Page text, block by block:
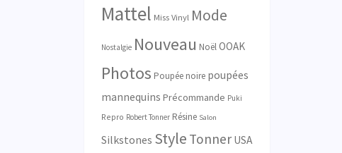
Mattel Miss Vinyl Mode
Nostalgie Nouveau Noël OOAK
Photos Poupée noire poupées
mannequins Précommande Puki
Repro Robert Tonner Résine Salon
Silkstones Style Tonner USA